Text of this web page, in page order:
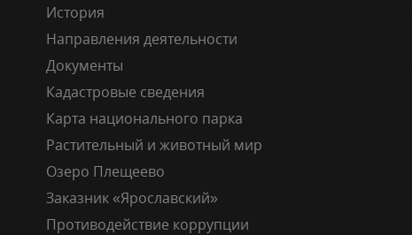
История
Направления деятельности
Документы
Кадастровые сведения
Карта национального парка
Растительный и животный мир
Озеро Плещеево
Заказник «Ярославский»
Противодействие коррупции